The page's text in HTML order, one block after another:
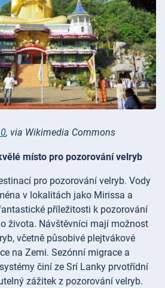
, via Wikimedia Commons
místo pro pozorování velryb
pro pozorování velryb. Vody
v lokalitách jako Mirissa a
příležitosti k pozorování
života. Návštěvníci mají možnost
včetně působivé plejtvákové
na Zemi. Sezónní migrace a
činí ze Srí Lanky prvotřídní
zážitek z pozorování velryb.